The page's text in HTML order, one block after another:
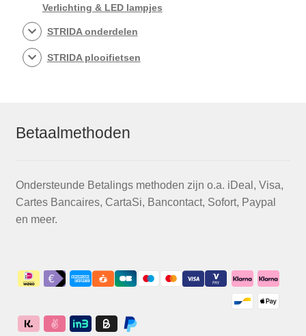
Verlichting & LED lampjes
STRIDA onderdelen
STRIDA plooifietsen
Betaalmethoden
Ondersteunde Betalings methoden zijn o.a. iDeal, Visa,
Cartes Bancaires, CartaSi, Bancontact, Sofort, Paypal
en meer.